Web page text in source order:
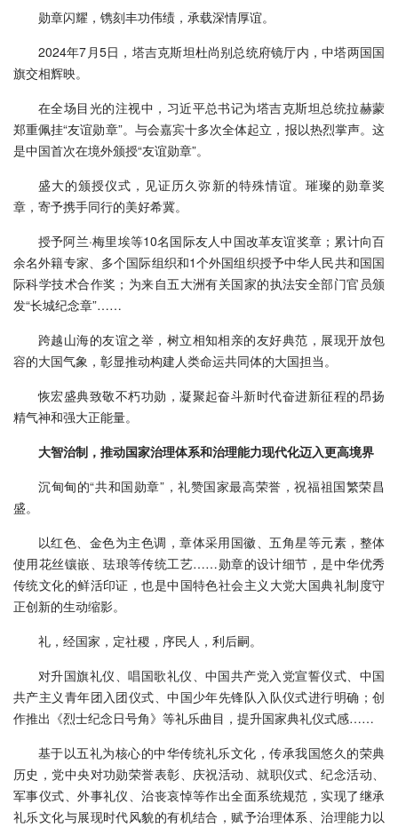
勋章闪耀，镌刻丰功伟绩，承载深情厚谊。
2024年7月5日，塔吉克斯坦杜尚别总统府镜厅内，中塔两国国
旗交相辉映。
在全场目光的注视中，习近平总书记为塔吉克斯坦总统拉赫蒙
郑重佩挂“友谊勋章”。与会嘉宾十多次全体起立，报以热烈掌声。这
是中国首次在境外颁授“友谊勋章”。
盛大的颁授仪式，见证历久弥新的特殊情谊。璀璨的勋章奖
章，寄予携手同行的美好希冀。
授予阿兰·梅里埃等10名国际友人中国改革友谊奖章；累计向百
余名外籍专家、多个国际组织和1个外国组织授予中华人民共和国国
际科学技术合作奖；为来自五大洲有关国家的执法安全部门官员颁
发“长城纪念章”……
跨越山海的友谊之举，树立相知相亲的友好典范，展现开放包
容的大国气象，彰显推动构建人类命运共同体的大国担当。
恢宏盛典致敬不朽功勋，凝聚起奋斗新时代奋进新征程的昂扬
精气神和强大正能量。
大智治制，推动国家治理体系和治理能力现代化迈入更高境界
沉甸甸的“共和国勋章”，礼赞国家最高荣誉，祝福祖国繁荣昌
盛。
以红色、金色为主色调，章体采用国徽、五角星等元素，整体
使用花丝镶嵌、珐琅等传统工艺……勋章的设计细节，是中华优秀
传统文化的鲜活印证，也是中国特色社会主义大党大国典礼制度守
正创新的生动缩影。
礼，经国家，定社稷，序民人，利后嗣。
对升国旗礼仪、唱国歌礼仪、中国共产党入党宣誓仪式、中国
共产主义青年团入团仪式、中国少年先锋队入队仪式进行明确；创
作推出《烈士纪念日号角》等礼乐曲目，提升国家典礼仪式感……
基于以五礼为核心的中华传统礼乐文化，传承我国悠久的荣典
历史，党中央对功勋荣誉表彰、庆祝活动、就职仪式、纪念活动、
军事仪式、外事礼仪、治丧哀悼等作出全面系统规范，实现了继承
礼乐文化与展现时代风貌的有机结合，赋予治理体系、治理能力以